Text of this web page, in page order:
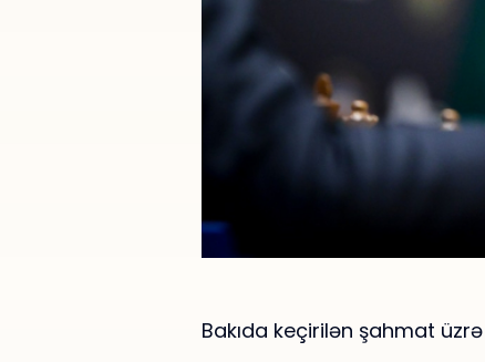
Bakıda keçirilən şahmat